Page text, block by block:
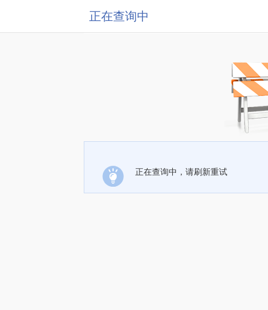
正在查询中
正在查询中，请刷新重试